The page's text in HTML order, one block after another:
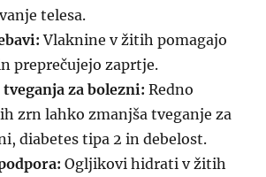
telesa.
Vlaknine v žitih pomagajo
preprečujejo zaprtje.
za bolezni: Redno
zrn lahko zmanjša tveganje za
diabetes tipa 2 in debelost.
Ogljikovi hidrati v žitih